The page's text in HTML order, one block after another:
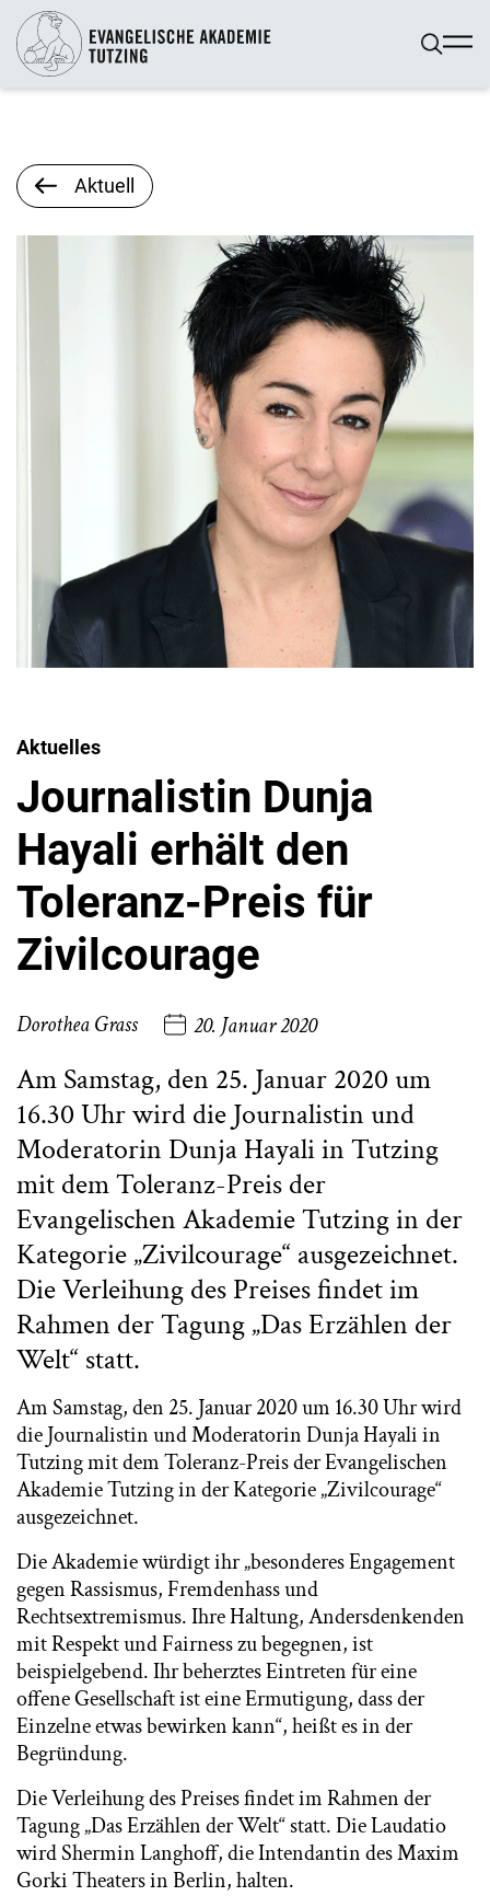
Aktuell
Aktuelles
Journalistin Dunja
Hayali erhält den
Toleranz-Preis für
Zivilcourage
Dorothea Grass 20. Januar 2020
Am Samstag, den 25. Januar 2020 um
16.30 Uhr wird die Journalistin und
Moderatorin Dunja Hayali in Tutzing
mit dem Toleranz-Preis der
Evangelischen Akademie Tutzing in der
Kategorie „Zivilcourage“ ausgezeichnet.
Die Verleihung des Preises findet im
Rahmen der Tagung „Das Erzählen der
Welt“ statt.
Am Samstag, den 25. Januar 2020 um 16.30 Uhr wird
die Journalistin und Moderatorin Dunja Hayali in
Tutzing mit dem Toleranz-Preis der Evangelischen
Akademie Tutzing in der Kategorie „Zivilcourage“
ausgezeichnet.
Die Akademie würdigt ihr „besonderes Engagement
gegen Rassismus, Fremdenhass und
Rechtsextremismus. Ihre Haltung, Andersdenkenden
mit Respekt und Fairness zu begegnen, ist
beispielgebend. Ihr beherztes Eintreten für eine
offene Gesellschaft ist eine Ermutigung, dass der
Einzelne etwas bewirken kann“, heißt es in der
Begründung.
Die Verleihung des Preises findet im Rahmen der
Tagung „Das Erzählen der Welt“ statt. Die Laudatio
wird Shermin Langhoff, die Intendantin des Maxim
Gorki Theaters in Berlin, halten.